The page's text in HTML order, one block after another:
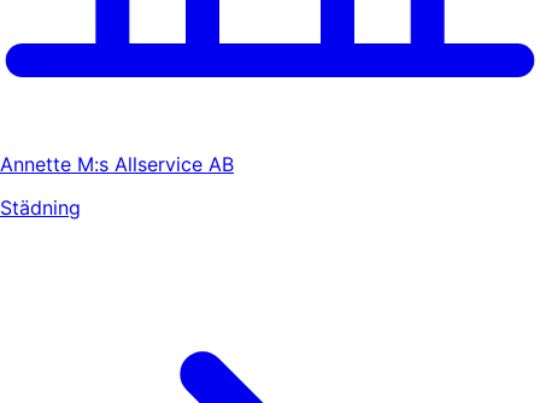
Annette M:s Allservice AB
Städning